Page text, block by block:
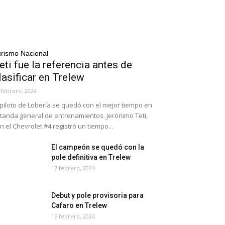
Nacional
fue la referencia antes de
en Trelew
febrero, 2024
de Lobería se quedó con el mejor tiempo en
general de entrenamientos. Jerónimo Teti,
el Chevrolet #4 registró un tiempo...
El campeón se quedó con la
pole definitiva en Trelew
17 febrero, 2024
Debut y pole provisoria para
Cafaro en Trelew
16 febrero, 2024